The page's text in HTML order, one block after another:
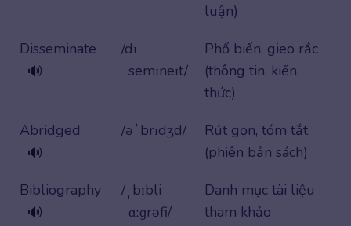
luận)
Disseminate
🔊
/dɪ
ˈsemɪneɪt/
Phổ biến, gieo rắc
(thông tin, kiến
thức)
Abridged
🔊
/əˈbrɪdʒd/
Rút gọn, tóm tắt
(phiên bản sách)
Bibliography
🔊
/ˌbɪbli
ˈɑːɡrəfi/
Danh mục tài liệu
tham khảo